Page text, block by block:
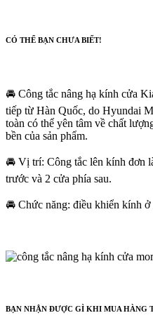
CÓ THỂ BẠN CHƯA BIẾT!
🚘 Công tắc nâng hạ kính cửa
tiếp từ Hàn Quốc, do Hyundai
toàn có thể yên tâm về chất
bền của sản phẩm.
🚘 Vị trí: Công tắc lên kính đơn
trước và 2 cửa phía sau.
🚘 Chức năng: điều khiển kính
BẠN NHẬN ĐƯỢC GÌ KHI MUA HÀNG